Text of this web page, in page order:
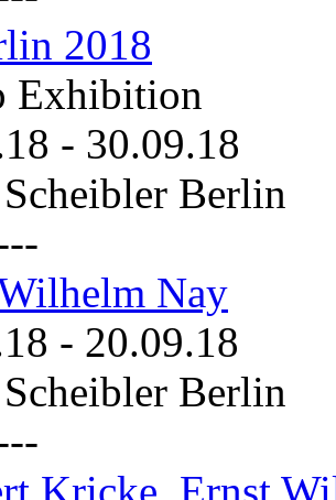
2018
Exhibition
- 30.09.18
Berlin
Nay
- 20.09.18
Berlin
Kricke, Ernst